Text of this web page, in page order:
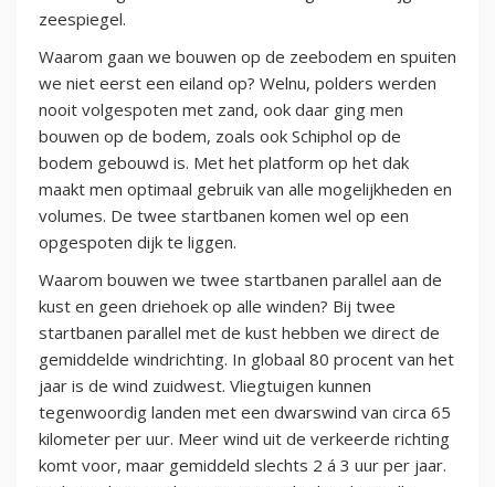
zeespiegel.
Waarom gaan we bouwen op de zeebodem en spuiten
we niet eerst een eiland op? Welnu, polders werden
nooit volgespoten met zand, ook daar ging men
bouwen op de bodem, zoals ook Schiphol op de
bodem gebouwd is. Met het platform op het dak
maakt men optimaal gebruik van alle mogelijkheden en
volumes. De twee startbanen komen wel op een
opgespoten dijk te liggen.
Waarom bouwen we twee startbanen parallel aan de
kust en geen driehoek op alle winden? Bij twee
startbanen parallel met de kust hebben we direct de
gemiddelde windrichting. In globaal 80 procent van het
jaar is de wind zuidwest. Vliegtuigen kunnen
tegenwoordig landen met een dwarswind van circa 65
kilometer per uur. Meer wind uit de verkeerde richting
komt voor, maar gemiddeld slechts 2 á 3 uur per jaar.